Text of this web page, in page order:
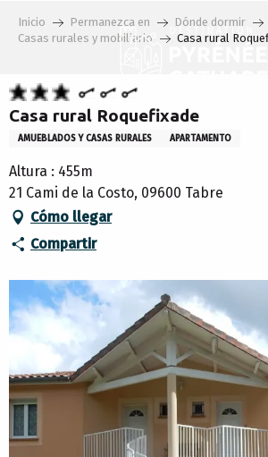
Inicio Permanezca en
Dónde dormir
Casas rurales y mobiliario
Casa rural
Casa rural Roquefixade
AMUEBLADOS Y CASAS RURALES APARTAMENTO
Altura : 455m
21 Cami de la Costo, 09600 Tabre
Cómo llegar
Compartir